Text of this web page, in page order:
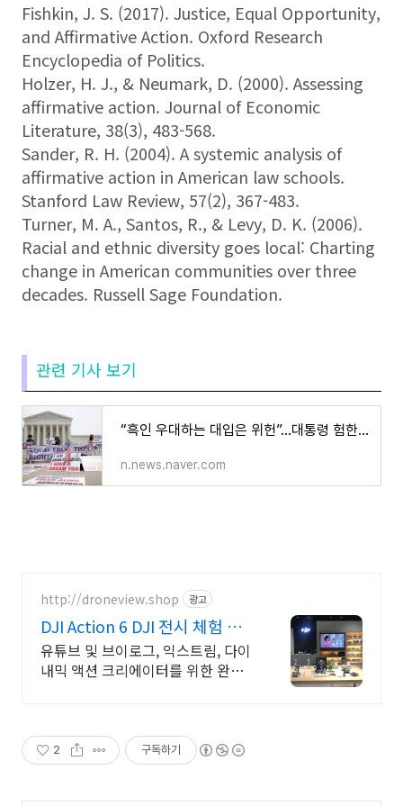
Fishkin, J. S. (2017). Justice, Equal Opportunity,
and Affirmative Action. Oxford Research
Encyclopedia of Politics.
Holzer, H. J., & Neumark, D. (2000). Assessing
affirmative action. Journal of Economic
Literature, 38(3), 483-568.
Sander, R. H. (2004). A systemic analysis of
affirmative action in American law schools.
Stanford Law Review, 57(2), 367-483.
Turner, M. A., Santos, R., & Levy, D. K. (2006).
Racial and ethnic diversity goes local: Charting
change in American communities over three
decades. Russell Sage Foundation.
관련 기사 보기
“흑인 우대하는 대입은 위헌”...대통령 험한 말까지 나오게 한 美대법 판결은
n.news.naver.com
http://droneview.shop 광고
DJI Action 6 DJI 전시 체험 매
장 운영
유튜브 및 브이로그, 익스트림, 다이
내믹 액션 크리에이터를 위한 완벽
2 구독하기